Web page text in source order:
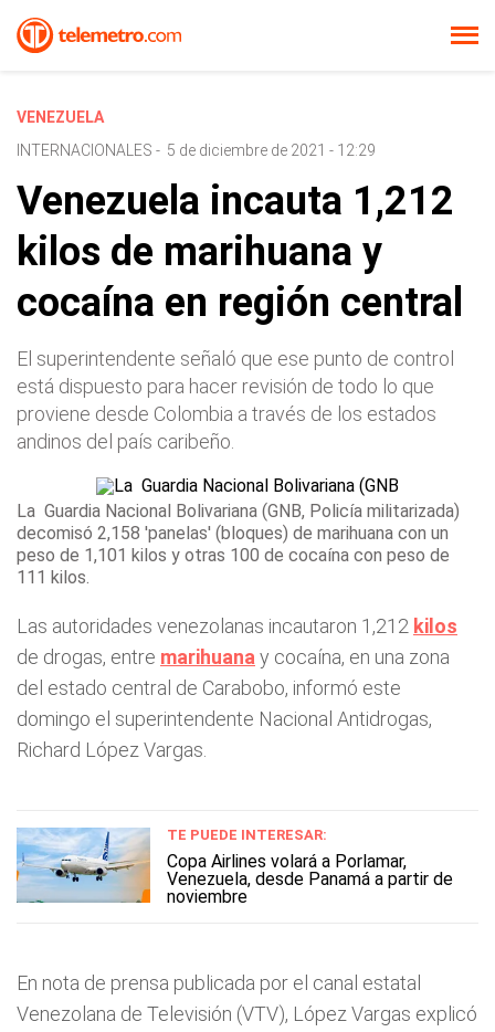
VENEZUELA
INTERNACIONALES - 5 de diciembre de 2021 - 12:29
Venezuela incauta 1,212
kilos de marihuana y
cocaína en región central
El superintendente señaló que ese punto de control
está dispuesto para hacer revisión de todo lo que
proviene desde Colombia a través de los estados
andinos del país caribeño.
La Guardia Nacional Bolivariana (GNB, Policía militarizada)
decomisó 2,158 'panelas' (bloques) de marihuana con un
peso de 1,101 kilos y otras 100 de cocaína con peso de
111 kilos.
Las autoridades venezolanas incautaron 1,212 kilos
de drogas, entre marihuana y cocaína, en una zona
del estado central de Carabobo, informó este
domingo el superintendente Nacional Antidrogas,
Richard López Vargas.
TE PUEDE INTERESAR:
Copa Airlines volará a Porlamar,
Venezuela, desde Panamá a partir de
noviembre
En nota de prensa publicada por el canal estatal
Venezolana de Televisión (VTV), López Vargas explicó